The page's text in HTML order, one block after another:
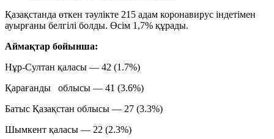
Қазақстанда өткен тәулікте 215 адам коронавирус індетімен
ауырғаны белгілі болды. Өсім 1,7% құрады.
Аймақтар бойынша:
Нұр-Султан қаласы — 42 (1.7%)
Қарағанды облысы — 41 (3.6%)
Батыс Қазақстан облысы — 27 (3.3%)
Шымкент қаласы — 22 (2.3%)